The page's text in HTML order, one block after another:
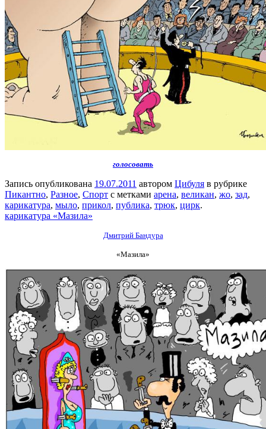
голосовать
Запись опубликована 19.07.2011 автором Цибуля в рубрике
Пикантно, Разное, Спорт с метками арена, великан, жо, зад,
карикатура, мыло, прикол, публика, трюк, цирк.
карикатура «Мазила»
Дмитрий Бандура
«Мазила»